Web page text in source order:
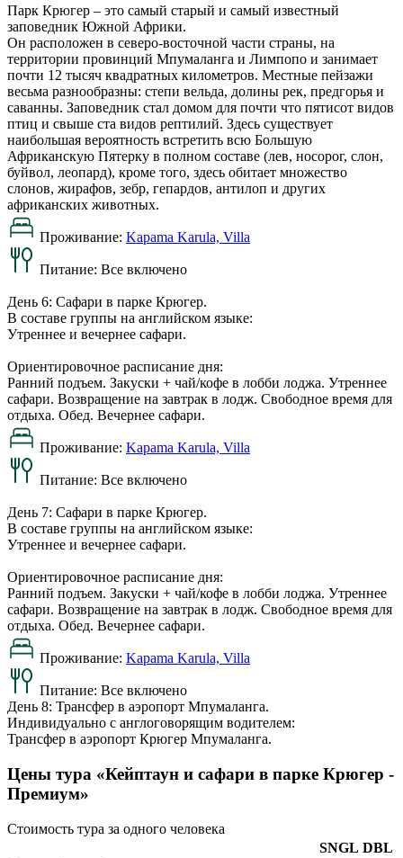
Парк Крюгер – это самый старый и самый известный
заповедник Южной Африки.
Он расположен в северо-восточной части страны, на
территории провинций Мпумаланга и Лимпопо и занимает
почти 12 тысяч квадратных километров. Местные пейзажи
весьма разнообразны: степи вельда, долины рек, предгорья и
саванны. Заповедник стал домом для почти что пятисот видов
птиц и свыше ста видов рептилий. Здесь существует
наибольшая вероятность встретить всю Большую
Африканскую Пятерку в полном составе (лев, носорог, слон,
буйвол, леопард), кроме того, здесь обитает множество
слонов, жирафов, зебр, гепардов, антилоп и других
африканских животных.
Проживание: Kapama Karula, Villa
Питание: Все включено
День 6: Сафари в парке Крюгер.
В составе группы на английском языке:
Утреннее и вечернее сафари.
Ориентировочное расписание дня:
Ранний подъем. Закуски + чай/кофе в лобби лоджа. Утреннее
сафари. Возвращение на завтрак в лодж. Свободное время для
отдыха. Обед. Вечернее сафари.
Проживание: Kapama Karula, Villa
Питание: Все включено
День 7: Сафари в парке Крюгер.
В составе группы на английском языке:
Утреннее и вечернее сафари.
Ориентировочное расписание дня:
Ранний подъем. Закуски + чай/кофе в лобби лоджа. Утреннее
сафари. Возвращение на завтрак в лодж. Свободное время для
отдыха. Обед. Вечернее сафари.
Проживание: Kapama Karula, Villa
Питание: Все включено
День 8: Трансфер в аэропорт Мпумаланга.
Индивидуально с англоговорящим водителем:
Трансфер в аэропорт Крюгер Мпумаланга.
Цены тура «Кейптаун и сафари в парке Крюгер -
Премиум»
Стоимость тура за одного человека
SNGL DBL